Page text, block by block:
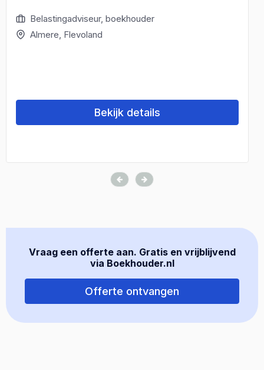
Belastingadviseur, boekhouder
Almere, Flevoland
Bekijk details
Vraag een offerte aan. Gratis en vrijblijvend
via Boekhouder.nl
Offerte ontvangen